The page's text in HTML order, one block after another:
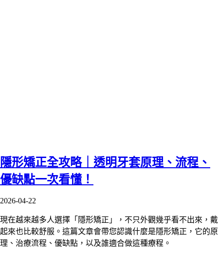
隱形矯正全攻略｜透明牙套原理、流程、
優缺點一次看懂！
2026-04-22
現在越來越多人選擇「隱形矯正」，不只外觀幾乎看不出來，戴
起來也比較舒服。這篇文章會帶您認識什麼是隱形矯正，它的原
理、治療流程、優缺點，以及誰適合做這種療程。